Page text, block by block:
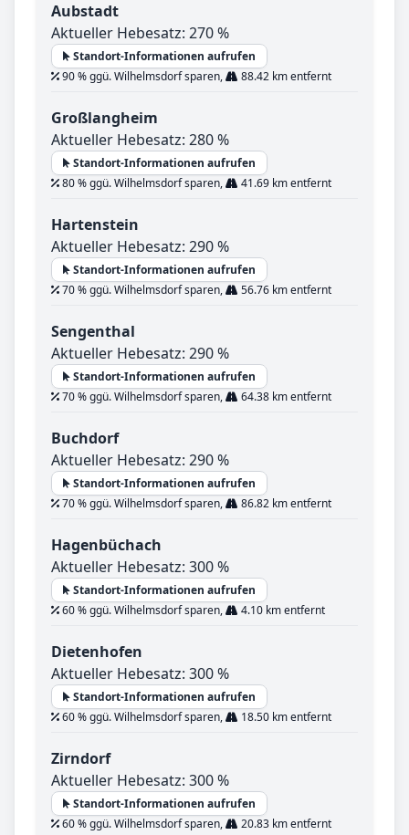
Aubstadt
Aktueller Hebesatz: 270 %
Standort-Informationen aufrufen
90 % ggü. Wilhelmsdorf sparen,
88.42 km entfernt
Großlangheim
Aktueller Hebesatz: 280 %
Standort-Informationen aufrufen
80 % ggü. Wilhelmsdorf sparen,
41.69 km entfernt
Hartenstein
Aktueller Hebesatz: 290 %
Standort-Informationen aufrufen
70 % ggü. Wilhelmsdorf sparen,
56.76 km entfernt
Sengenthal
Aktueller Hebesatz: 290 %
Standort-Informationen aufrufen
70 % ggü. Wilhelmsdorf sparen,
64.38 km entfernt
Buchdorf
Aktueller Hebesatz: 290 %
Standort-Informationen aufrufen
70 % ggü. Wilhelmsdorf sparen,
86.82 km entfernt
Hagenbüchach
Aktueller Hebesatz: 300 %
Standort-Informationen aufrufen
60 % ggü. Wilhelmsdorf sparen,
4.10 km entfernt
Dietenhofen
Aktueller Hebesatz: 300 %
Standort-Informationen aufrufen
60 % ggü. Wilhelmsdorf sparen,
18.50 km entfernt
Zirndorf
Aktueller Hebesatz: 300 %
Standort-Informationen aufrufen
60 % ggü. Wilhelmsdorf sparen,
20.83 km entfernt